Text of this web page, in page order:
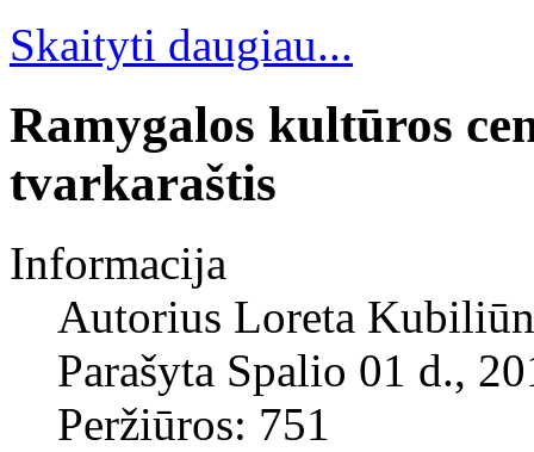
Skaityti daugiau...
Ramygalos kultūros
tvarkaraštis
Informacija
Autorius Loreta
Parašyta Spalio 01 d.,
Peržiūros: 751